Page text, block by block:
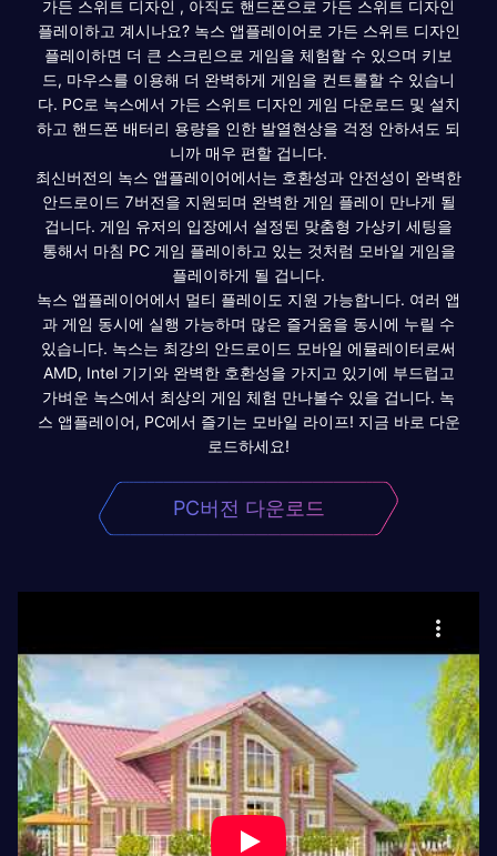
가든 스위트 디자인 , 아직도 핸드폰으로 가든 스위트 디자인
플레이하고 계시나요? 녹스 앱플레이어로 가든 스위트 디자인
플레이하면 더 큰 스크린으로 게임을 체험할 수 있으며 키보
드, 마우스를 이용해 더 완벽하게 게임을 컨트롤할 수 있습니
다. PC로 녹스에서 가든 스위트 디자인 게임 다운로드 및 설치
하고 핸드폰 배터리 용량을 인한 발열현상을 걱정 안하셔도 되
니까 매우 편할 겁니다.
최신버전의 녹스 앱플레이어에서는 호환성과 안전성이 완벽한
안드로이드 7버전을 지원되며 완벽한 게임 플레이 만나게 될
겁니다. 게임 유저의 입장에서 설정된 맞춤형 가상키 세팅을
통해서 마침 PC 게임 플레이하고 있는 것처럼 모바일 게임을
플레이하게 될 겁니다.
녹스 앱플레이어에서 멀티 플레이도 지원 가능합니다. 여러 앱
과 게임 동시에 실행 가능하며 많은 즐거움을 동시에 누릴 수
있습니다. 녹스는 최강의 안드로이드 모바일 에뮬레이터로써
AMD, Intel 기기와 완벽한 호환성을 가지고 있기에 부드럽고
가벼운 녹스에서 최상의 게임 체험 만나볼수 있을 겁니다. 녹
스 앱플레이어, PC에서 즐기는 모바일 라이프! 지금 바로 다운
로드하세요!
PC버전 다운로드